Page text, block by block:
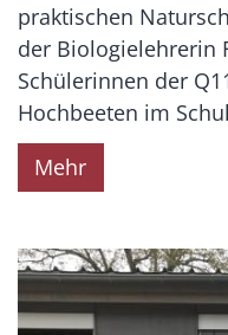
praktischen
der Biologielehrerin
Schülerinnen der
Hochbeeten im
Mehr